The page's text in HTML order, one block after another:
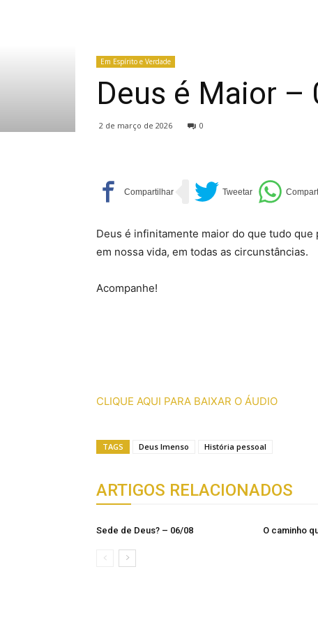
Em Espírito e Verdade
Deus é Maior –
2 de março de 2026 0
Deus é infinitamente maior do que tudo
em nossa vida, em todas as circunstâncias.
Acompanhe!
CLIQUE AQUI PARA BAIXAR O ÁUDIO
TAGS Deus Imenso História pessoal
ARTIGOS RELACIONADOS
Sede de Deus? – 06/08 O caminho